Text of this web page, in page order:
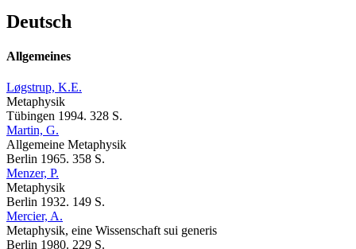
Deutsch
Allgemeines
Løgstrup, K.E.
Metaphysik
Tübingen 1994. 328 S.
Martin, G.
Allgemeine Metaphysik
Berlin 1965. 358 S.
Menzer, P.
Metaphysik
Berlin 1932. 149 S.
Mercier, A.
Metaphysik, eine Wissenschaft sui generis
Berlin 1980. 229 S.